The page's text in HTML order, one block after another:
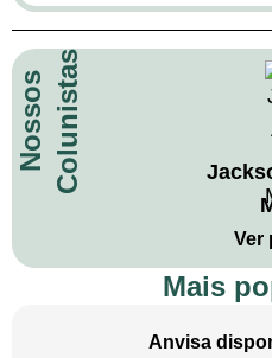
NossosColunistas
Ver
Mais
Anvisa